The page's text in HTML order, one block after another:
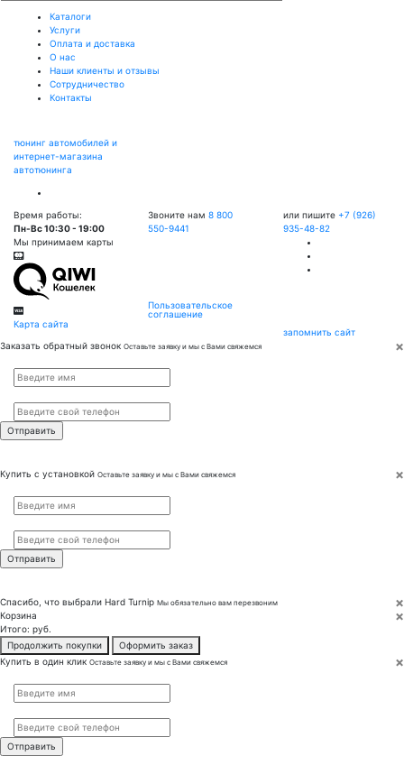
Каталоги
Услуги
Оплата и доставка
О нас
Наши клиенты и отзывы
Сотрудничество
Контакты
тюнинг автомобилей и
интернет-магазина
автотюнинга
Время работы:
Пн-Вс 10:30 - 19:00
Мы принимаем карты
Карта сайта
Звоните нам 8 800
550-9441
Пользовательское
соглашение
или пишите +7 (926)
935-48-82
запомнить сайт
×
Заказать обратный звонок Оставьте заявку и мы с Вами свяжемся
×
Купить с установкой Оставьте заявку и мы с Вами свяжемся
×
Спасибо, что выбрали Hard Turnip Мы обязательно вам перезвоним
×
Корзина
Итого: руб.
Продолжить покупки
Оформить заказ
×
Купить в один клик Оставьте заявку и мы с Вами свяжемся